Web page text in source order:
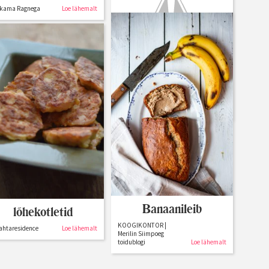
Ragnega Loe lähemalt
Kitsebeebi kõige
lihtsamal moel
Minu sahver Loe lähemalt
Banaanileib
KOOGIKONTOR |
Merilin Siimpoeg
toidublogi
Loe lähemalt
lõhekotletid
Loe lähemalt